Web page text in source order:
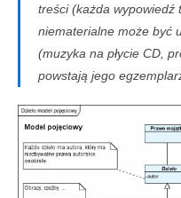
treści (każda wypowiedź
niematerialne może być
(muzyka na płycie CD,
powstają jego